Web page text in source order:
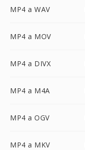
MP4 a WAV
MP4 a MOV
MP4 a DIVX
MP4 a M4A
MP4 a OGV
MP4 a MKV